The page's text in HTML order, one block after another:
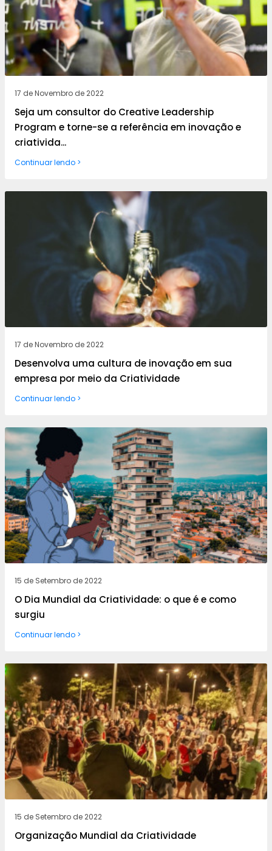
17 de Novembro de 2022
Seja um consultor do Creative Leadership
Program e torne-se a referência em inovação e
criativida...
Continuar lendo >
17 de Novembro de 2022
Desenvolva uma cultura de inovação em sua
empresa por meio da Criatividade
Continuar lendo >
15 de Setembro de 2022
O Dia Mundial da Criatividade: o que é e como
surgiu
Continuar lendo >
15 de Setembro de 2022
Organização Mundial da Criatividade